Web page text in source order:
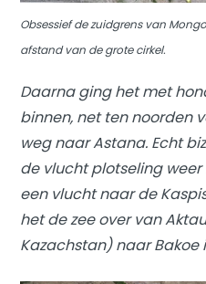
Obsessief de zuidgrens van
afstand van de grote cirkel.
Daarna ging het met
binnen, net ten noorden
weg naar Astana. Echt
de vlucht plotseling
een vlucht naar de
het de zee over van
Kazachstan) naar Bakoe